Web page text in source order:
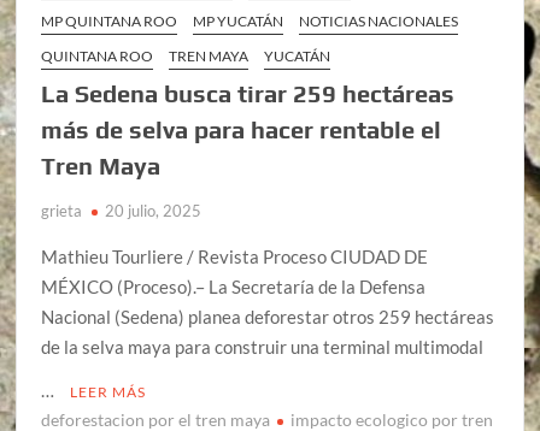
MP QUINTANA ROO
MP YUCATÁN
NOTICIAS NACIONALES
QUINTANA ROO
TREN MAYA YUCATÁN
La Sedena busca tirar 259 hectáreas
más de selva para hacer rentable el
Tren Maya
grieta 20 julio, 2025
Mathieu Tourliere / Revista Proceso CIUDAD DE
MÉXICO (Proceso).– La Secretaría de la Defensa
Nacional (Sedena) planea deforestar otros 259 hectáreas
de la selva maya para construir una terminal multimodal
…
LEER MÁS
deforestacion por el tren maya
impacto ecologico por tren